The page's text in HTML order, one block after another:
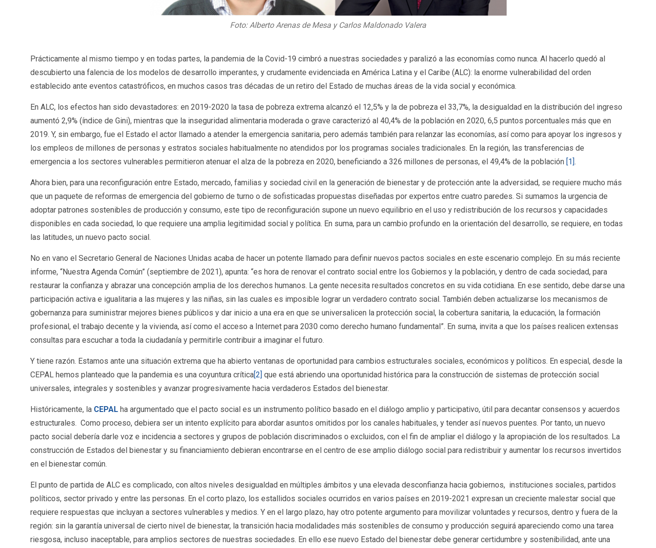
Foto: Alberto Arenas de Mesa y Carlos Maldonado Valera
Prácticamente al mismo tiempo y en todas partes, la pandemia de la Covid-19 cimbró a nuestras sociedades y paralizó a las economías como nunca. Al hacerlo quedó al
descubierto una falencia de los modelos de desarrollo imperantes, y crudamente evidenciada en América Latina y el Caribe (ALC): la enorme vulnerabilidad del orden
establecido ante eventos catastróficos, en muchos casos tras décadas de un retiro del Estado de muchas áreas de la vida social y económica.
En ALC, los efectos han sido devastadores: en 2019-2020 la tasa de pobreza extrema alcanzó el 12,5% y la de pobreza el 33,7%, la desigualdad en la distribución del ingreso
aumentó 2,9% (índice de Gini), mientras que la inseguridad alimentaria moderada o grave caracterizó al 40,4% de la población en 2020, 6,5 puntos porcentuales más que en
2019. Y, sin embargo, fue el Estado el actor llamado a atender la emergencia sanitaria, pero además también para relanzar las economías, así como para apoyar los ingresos y
los empleos de millones de personas y estratos sociales habitualmente no atendidos por los programas sociales tradicionales. En la región, las transferencias de
emergencia a los sectores vulnerables permitieron atenuar el alza de la pobreza en 2020, beneficiando a 326 millones de personas, el 49,4% de la población [1] .
Ahora bien, para una reconfiguración entre Estado, mercado, familias y sociedad civil en la generación de bienestar y de protección ante la adversidad, se requiere mucho más
que un paquete de reformas de emergencia del gobierno de turno o de sofisticadas propuestas diseñadas por expertos entre cuatro paredes. Si sumamos la urgencia de
adoptar patrones sostenibles de producción y consumo, este tipo de reconfiguración supone un nuevo equilibrio en el uso y redistribución de los recursos y capacidades
disponibles en cada sociedad, lo que requiere una amplia legitimidad social y política. En suma, para un cambio profundo en la orientación del desarrollo, se requiere, en todas
las latitudes, un nuevo pacto social.
No en vano el Secretario General de Naciones Unidas acaba de hacer un potente llamado para definir nuevos pactos sociales en este escenario complejo. En su más reciente
informe, “Nuestra Agenda Común” (septiembre de 2021), apunta: “es hora de renovar el contrato social entre los Gobiernos y la población, y dentro de cada sociedad, para
restaurar la confianza y abrazar una concepción amplia de los derechos humanos. La gente necesita resultados concretos en su vida cotidiana. En ese sentido, debe darse una
participación activa e igualitaria a las mujeres y las niñas, sin las cuales es imposible lograr un verdadero contrato social. También deben actualizarse los mecanismos de
gobernanza para suministrar mejores bienes públicos y dar inicio a una era en que se universalicen la protección social, la cobertura sanitaria, la educación, la formación
profesional, el trabajo decente y la vivienda, así como el acceso a Internet para 2030 como derecho humano fundamental”. En suma, invita a que los países realicen extensas
consultas para escuchar a toda la ciudadanía y permitirle contribuir a imaginar el futuro.
Y tiene razón. Estamos ante una situación extrema que ha abierto ventanas de oportunidad para cambios estructurales sociales, económicos y políticos. En especial, desde la
CEPAL hemos planteado que la pandemia es una coyuntura crítica [2] que está abriendo una oportunidad histórica para la construcción de sistemas de protección social
universales, integrales y sostenibles y avanzar progresivamente hacia verdaderos Estados del bienestar.
Históricamente, la CEPAL ha argumentado que el pacto social es un instrumento político basado en el diálogo amplio y participativo, útil para decantar consensos y acuerdos
estructurales. Como proceso, debiera ser un intento explícito para abordar asuntos omitidos por los canales habituales, y tender así nuevos puentes. Por tanto, un nuevo
pacto social debería darle voz e incidencia a sectores y grupos de población discriminados o excluidos, con el fin de ampliar el diálogo y la apropiación de los resultados. La
construcción de Estados del bienestar y su financiamiento debieran encontrarse en el centro de ese amplio diálogo social para redistribuir y aumentar los recursos invertidos
en el bienestar común.
El punto de partida de ALC es complicado, con altos niveles desigualdad en múltiples ámbitos y una elevada desconfianza hacia gobiernos, instituciones sociales, partidos
políticos, sector privado y entre las personas. En el corto plazo, los estallidos sociales ocurridos en varios países en 2019-2021 expresan un creciente malestar social que
requiere respuestas que incluyan a sectores vulnerables y medios. Y en el largo plazo, hay otro potente argumento para movilizar voluntades y recursos, dentro y fuera de la
región: sin la garantía universal de cierto nivel de bienestar, la transición hacia modalidades más sostenibles de consumo y producción seguirá apareciendo como una tarea
riesgosa, incluso inaceptable, para amplios sectores de nuestras sociedades. En ello ese nuevo Estado del bienestar debe generar certidumbre y sostenibilidad, ante una